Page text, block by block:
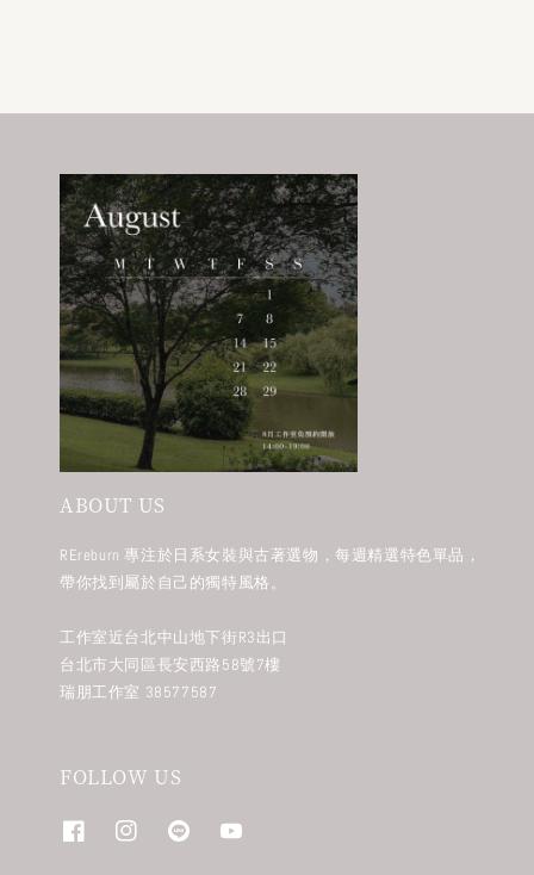
ABOUT US
REreburn 專注於日系女裝與古著選物，每週精選特色單品，
帶你找到屬於自己的獨特風格。
工作室近台北中山地下街R3出口
台北市大同區長安西路58號7樓
瑞朋工作室 38577587
FOLLOW US